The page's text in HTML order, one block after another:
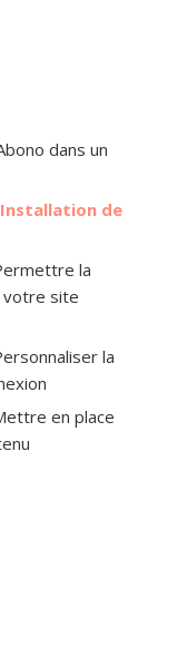
dans un
de
la
votre site
la
en place